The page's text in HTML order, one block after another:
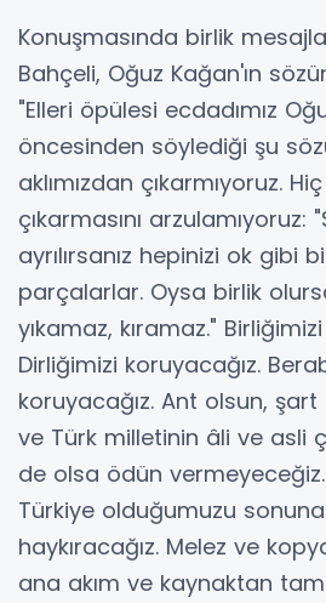
Konuşmasında birlik
Bahçeli, Oğuz Kağan'ın
"Elleri öpülesi ecdadımız
öncesinden söylediği şu
aklımızdan çıkarmıyoruz.
çıkarmasını arzulamıyoruz:
ayrılırsanız hepinizi ok gibi
parçalarlar. Oysa birlik
yıkamaz, kıramaz."
Dirliğimizi koruyacağız.
koruyacağız. Ant olsun, şart
ve Türk milletinin âli ve asli
de olsa ödün
Türkiye olduğumuzu
haykıracağız. Melez ve
ana akım ve kaynaktan